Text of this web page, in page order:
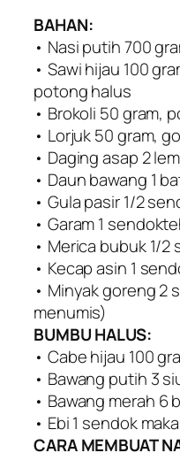
BAHAN:
• Nasi putih 700
• Sawi hijau 100
potong halus
• Brokoli 50 gram,
• Lorjuk 50 gram,
• Daging asap 2
• Daun bawang 1
• Gula pasir 1/2
• Garam 1
• Merica bubuk 1/2
• Kecap asin 1
• Minyak goreng 2
menumis)
BUMBU HALUS:
• Cabe hijau 100
• Bawang putih 3
• Bawang merah 6
• Ebi 1 sendok
CARA MEMBUAT